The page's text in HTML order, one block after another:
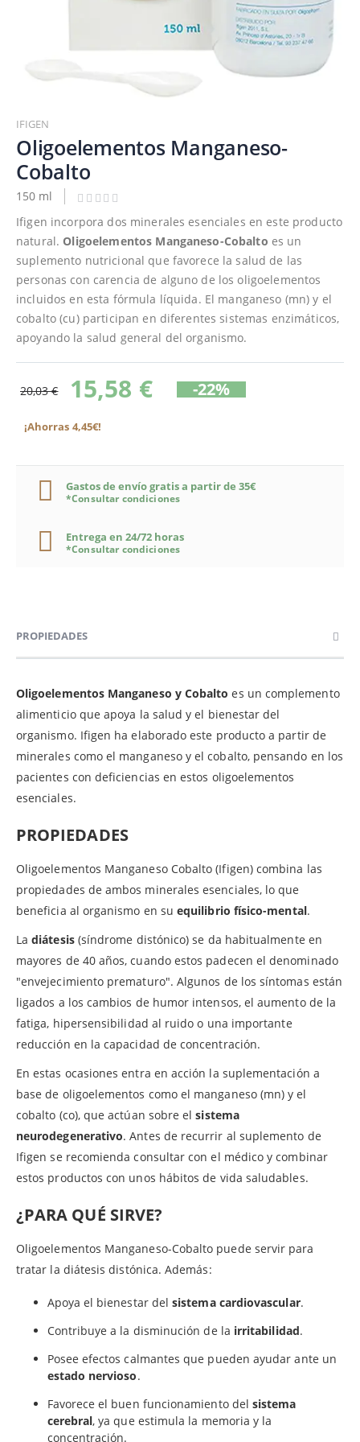
al
comienzo
de
la
galería
imágenes
IFIGEN
Oligoelementos Manganeso-
Cobalto
150 ml
Ifigen incorpora dos minerales esenciales en este producto
natural. Oligoelementos Manganeso-Cobalto es un
suplemento nutricional que favorece la salud de las
personas con carencia de alguno de los oligoelementos
incluidos en esta fórmula líquida. El manganeso (mn) y el
cobalto (cu) participan en diferentes sistemas enzimáticos,
apoyando la salud general del organismo.
20,03 € 15,58 € -22%
¡Ahorras 4,45€!
Gastos de envío gratis a partir de 35€
*Consultar condiciones
Entrega en 24/72 horas
*Consultar condiciones
PROPIEDADES
Oligoelementos Manganeso y Cobaltoes un complemento
alimenticio que apoya la salud y el bienestar del
organismo. Ifigen ha elaborado este producto a partir de
minerales como el manganeso y el cobalto, pensando en los
pacientes con deficiencias en estos oligoelementos
esenciales.
PROPIEDADES
Oligoelementos Manganeso Cobalto (Ifigen) combina las
propiedades de ambos minerales esenciales, lo que
beneficia al organismo en suequilibrio físico-mental.
Ladiátesis(síndrome distónico) se da habitualmente en
mayores de 40 años, cuando estos padecen el denominado
"envejecimiento prematuro". Algunos de los síntomas están
ligados a los cambios de humor intensos, el aumento de la
fatiga, hipersensibilidad al ruido o una importante
reducción en la capacidad de concentración.
En estas ocasiones entra en acción la suplementación a
base de oligoelementos como el manganeso (mn) y el
cobalto (co), que actúan sobre elsistema
neurodegenerativo. Antes de recurrir al suplemento de
Ifigen se recomienda consultar con el médico y combinar
estos productos con unos hábitos de vida saludables.
¿PARA QUÉ SIRVE?
Oligoelementos Manganeso-Cobalto puede servir para
tratar la diátesis distónica. Además:
Apoya el bienestar delsistema cardiovascular.
Contribuye a la disminución de la irritabilidad.
Posee efectos calmantes que pueden ayudar ante un
estado nervioso.
Favorece el buen funcionamiento delsistema
cerebral, ya que estimula la memoria y la
concentración.